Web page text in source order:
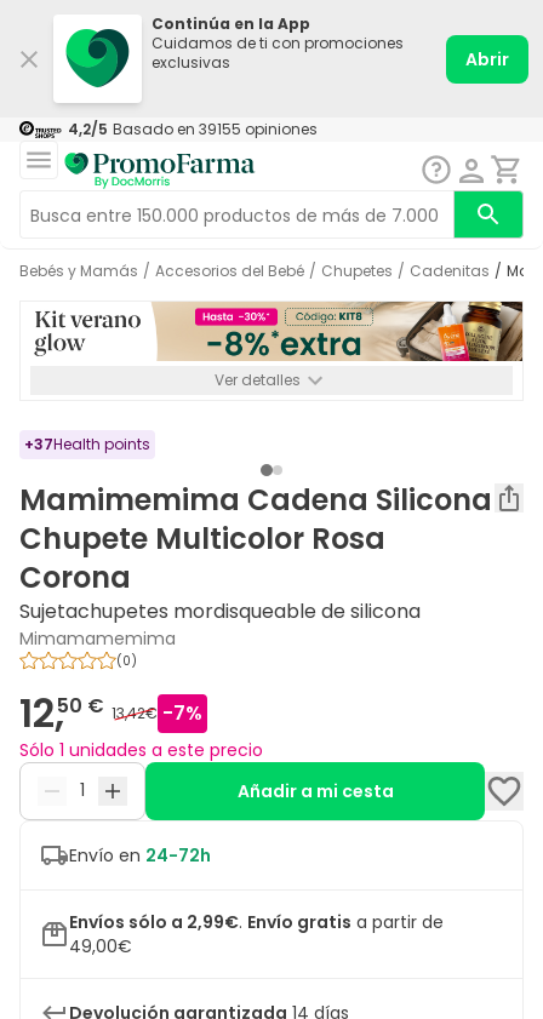
Continúa en la App
Cuidamos de ti con promociones
exclusivas
Abrir
4,2/5 Basado en 39155 opiniones
Bebés y Mamás / Accesorios del Bebé / Chupetes / Cadenitas /
Ver detalles
+37Health points
Mamimemima Cadena Silicona
Chupete Multicolor Rosa
Corona
Sujetachupetes mordisqueable de silicona
Mimamamemima
(0)
12,50 € 13,42€ -7%
Sólo 1 unidades a este precio
Añadir a mi cesta
Envío en 24-72h
Envíos sólo a 2,99€. Envío gratis a partir de
49,00€
Devolución garantizada 14 días